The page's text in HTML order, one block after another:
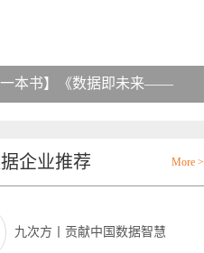
一本书】《数据即未来——
企业推荐 More >
九次方丨贡献中国数据智慧